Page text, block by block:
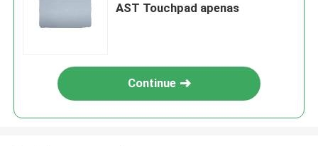
AST Touchpad apenas
Continue